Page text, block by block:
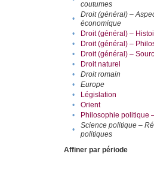
coutumes
•
Droit (général) –
économique
• Droit (général) –
•
Droit (général) –
•
Droit (général) –
•
Droit naturel
•
Droit romain
•
Europe
•
Législation
•
Orient
•
Philosophie politique
•
Science politique –
politiques
Affiner par période